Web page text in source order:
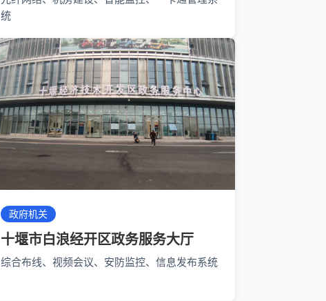
统
政府机关
十堰市白浪经开区政务服务大厅
综合布线、视频会议、安防监控、信息发布系统